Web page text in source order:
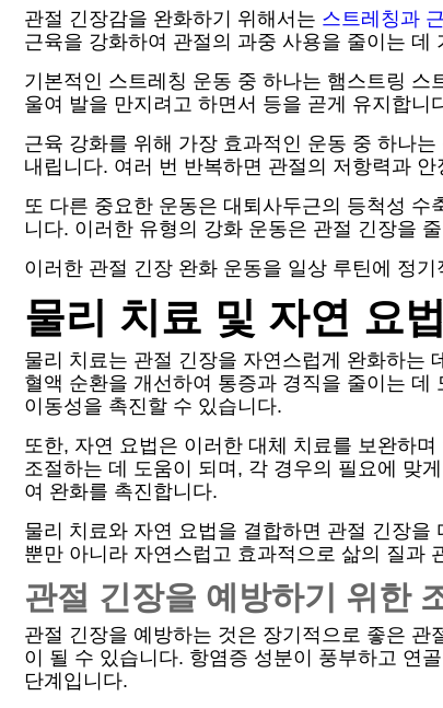
관절 긴장감을 완화하기 위해서는 스트레칭과
근육을 강화하여 관절의 과중 사용을 줄이는 데
기본적인 스트레칭 운동 중 하나는 햄스트링 스
울여 발을 만지려고 하면서 등을 곧게 유지합
근육 강화를 위해 가장 효과적인 운동 중 하나
내립니다. 여러 번 반복하면 관절의 저항력과
또 다른 중요한 운동은 대퇴사두근의 등척성
니다. 이러한 유형의 강화 운동은 관절 긴장을
이러한 관절 긴장 완화 운동을 일상 루틴에 정
물리 치료 및 자연 요법
물리 치료는 관절 긴장을 자연스럽게 완화하는
혈액 순환을 개선하여 통증과 경직을 줄이는
이동성을 촉진할 수 있습니다.
또한, 자연 요법은 이러한 대체 치료를 보완하
조절하는 데 도움이 되며, 각 경우의 필요에 맞
여 완화를 촉진합니다.
물리 치료와 자연 요법을 결합하면 관절 긴장
뿐만 아니라 자연스럽고 효과적으로 삶의 질과
관절 긴장을 예방하기 위한
관절 긴장을 예방하는 것은 장기적으로 좋은
이 될 수 있습니다. 항염증 성분이 풍부하고 연
단계입니다.